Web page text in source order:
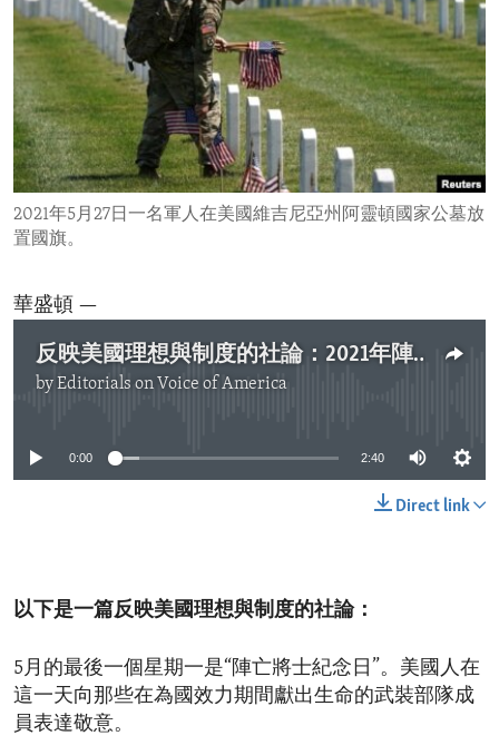
EUROPE
MIDDLE EAST
AID AND DEVELOPMENT
DEMOCRACY AND GOVERNANCE
ECONOMY AND TRADE
ENVIRONMENT AND HEALTH
IDEALS AND INSTITUTIONS
FOLLOW US
2021年5月27日一名軍人在美國維吉尼亞州阿靈頓國家公墓放
置國旗。
華盛頓 —
反映美國理想與制度的社論：2021年陣亡將士紀念日
byEditorials on Voice of America
0:00 2:40
Direct link
以下是一篇反映美國理想與制度的社論：
5月的最後一個星期一是“陣亡將士紀念日”。美國人在
這一天向那些在為國效力期間獻出生命的武裝部隊成
員表達敬意。